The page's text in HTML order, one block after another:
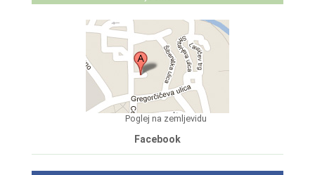
Poglej na zemljevidu
Facebook